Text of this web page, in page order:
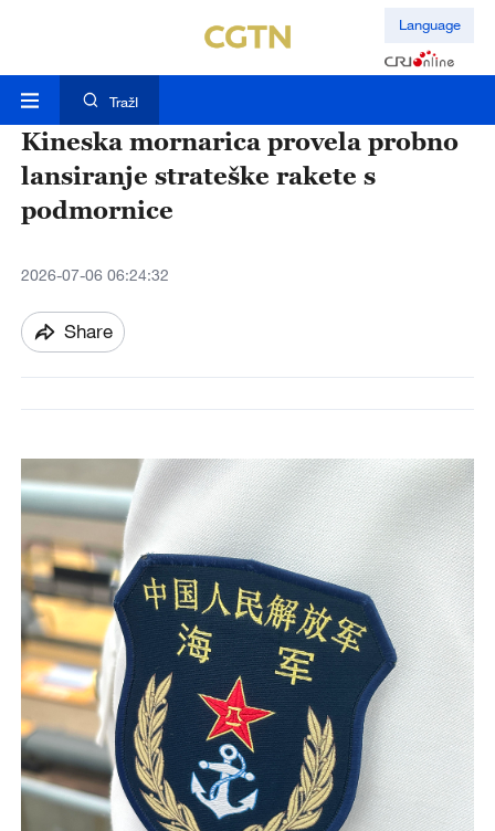
Language
TražI
Kineska mornarica provela probno
lansiranje strateške rakete s
podmornice
2026-07-06 06:24:32
Share